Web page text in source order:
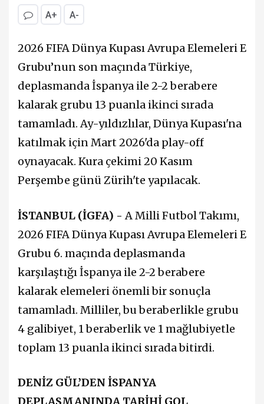
A+ A-
2026 FIFA Dünya Kupası Avrupa Elemeleri E
Grubu’nun son maçında Türkiye,
deplasmanda İspanya ile 2-2 berabere
kalarak grubu 13 puanla ikinci sırada
tamamladı. Ay-yıldızlılar, Dünya Kupası'na
katılmak için Mart 2026'da play-off
oynayacak. Kura çekimi 20 Kasım
Perşembe günü Zürih'te yapılacak.
İSTANBUL (İGFA) - A Milli Futbol Takımı,
2026 FIFA Dünya Kupası Avrupa Elemeleri E
Grubu 6. maçında deplasmanda
karşılaştığı İspanya ile 2-2 berabere
kalarak elemeleri önemli bir sonuçla
tamamladı. Milliler, bu beraberlikle grubu
4 galibiyet, 1 beraberlik ve 1 mağlubiyetle
toplam 13 puanla ikinci sırada bitirdi.
DENİZ GÜL’DEN İSPANYA
DEPLASMANINDA TARİHİ GOL